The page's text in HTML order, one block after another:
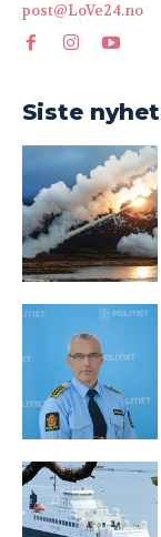
post@LoVe24.no
Siste